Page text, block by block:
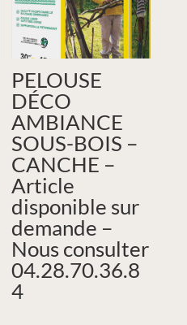
PELOUSE
DÉCO
AMBIANCE
SOUS-BOIS –
CANCHE –
Article
disponible sur
demande –
Nous consulter
04.28.70.36.8
4